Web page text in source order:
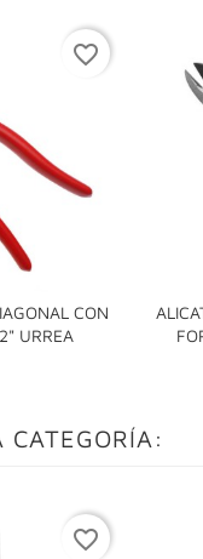
CON
URREA
favorite_border
CATEGORÍA:
favorite_border